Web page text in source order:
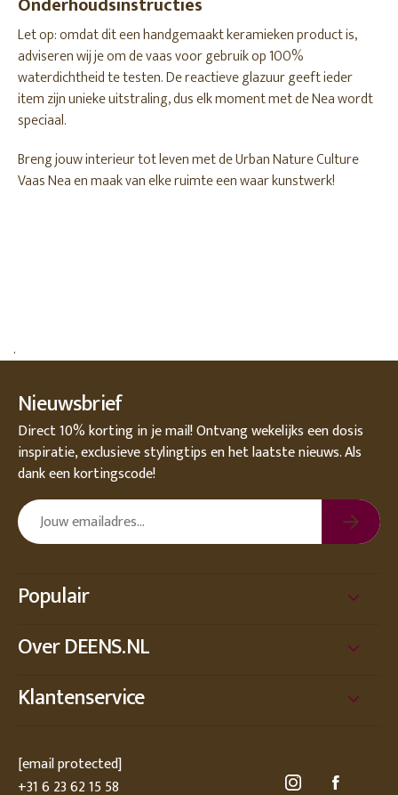
Let op: omdat dit een handgemaakt keramieken product is,
adviseren wij je om de vaas voor gebruik op 100%
waterdichtheid te testen. De reactieve glazuur geeft ieder
item zijn unieke uitstraling, dus elk moment met de Nea wordt
speciaal.
Breng jouw interieur tot leven met de Urban Nature Culture
Vaas Nea en maak van elke ruimte een waar kunstwerk!
.
Nieuwsbrief
Direct 10% korting in je mail! Ontvang wekelijks een dosis
inspiratie, exclusieve stylingtips en het laatste nieuws. Als
dank een kortingscode!
Populair
Over DEENS.NL
Klantenservice
[email protected]
+31 6 23 62 15 58